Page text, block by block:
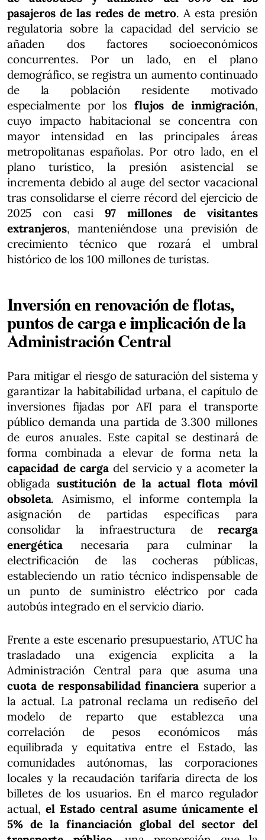
pasajeros de las redes de metro. A esta presión
regulatoria sobre la capacidad del servicio se
añaden dos factores socioeconómicos
concurrentes. Por un lado, en el plano
demográfico, se registra un aumento continuado
de la población residente motivado
especialmente por los flujos de inmigración,
cuyo impacto habitacional se concentra con
mayor intensidad en las principales áreas
metropolitanas españolas. Por otro lado, en el
plano turístico, la presión asistencial se
incrementa debido al auge del sector vacacional
tras consolidarse el cierre récord del ejercicio de
2025 con casi 97 millones de visitantes
extranjeros, manteniéndose una previsión de
crecimiento técnico que rozará el umbral
histórico de los 100 millones de turistas.
Inversión en renovación de flotas,
puntos de carga e implicación de la
Administración Central
Para mitigar el riesgo de saturación del sistema y
garantizar la habitabilidad urbana, el capítulo de
inversiones fijadas por AFI para el transporte
público demanda una partida de 3.300 millones
de euros anuales. Este capital se destinará de
forma combinada a elevar de forma neta la
capacidad de cargadel servicio y a acometer la
obligada sustitución de la actual flota móvil
obsoleta. Asimismo, el informe contempla la
asignación de partidas específicas para
consolidar la infraestructura derecarga
energética necesaria para culminar la
electrificación de las cocheras públicas,
estableciendo un ratio técnico indispensable de
un punto de suministro eléctrico por cada
autobús integrado en el servicio diario.
Frente a este escenario presupuestario, ATUC ha
trasladado una exigencia explícita a la
Administración Central para que asuma una
cuota de responsabilidad financiera superior a
la actual. La patronal reclama un rediseño del
modelo de reparto que establezca una
correlación de pesos económicos más
equilibrada y equitativa entre el Estado, las
comunidades autónomas, las corporaciones
locales y la recaudación tarifaria directa de los
billetes de los usuarios. En el marco regulador
actual,el Estado central asume únicamente el
5% de la financiación global del sector del